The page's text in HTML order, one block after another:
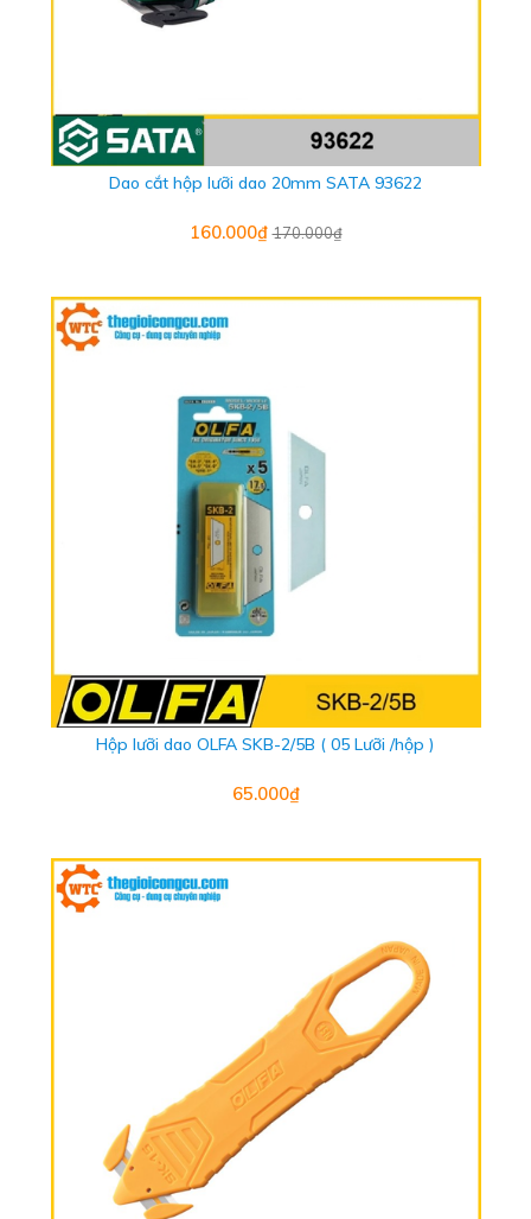
Dao cắt hộp lưỡi dao 20mm SATA 93622
160.000₫170.000₫
Hộp lưỡi dao OLFA SKB-2/5B ( 05 Lưỡi /hộp )
65.000₫